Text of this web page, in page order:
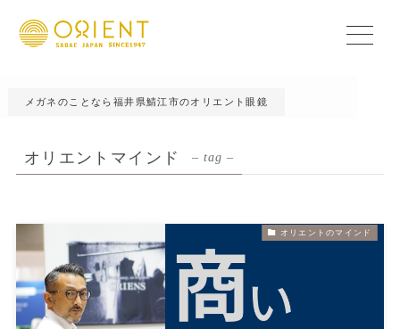
メガネのことなら福井県鯖江市のオリエント眼鏡
オリエントマインド – tag –
オリエントのマインド